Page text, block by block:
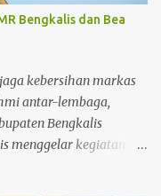
Siregar, Bupati Inhu
lainnya serta tokoh-
dukungan.
bukan sekadar
insti...
Bengkalis dan Bea
kebersihan markas
antar-lembaga,
Bengkalis
menggelar kegiatan